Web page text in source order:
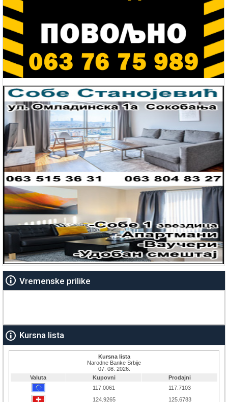
Vremenske prilike
Kursna lista